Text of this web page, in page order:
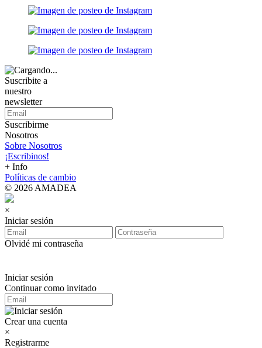
Suscribite a
nuestro
newsletter
Suscribirme
Nosotros
Sobre Nosotros
¡Escribinos!
+ Info
Políticas de cambio
© 2026 AMADEA
×
Iniciar sesión
Olvidé mi contraseña
Iniciar sesión
Continuar como invitado
Crear una cuenta
×
Registrarme